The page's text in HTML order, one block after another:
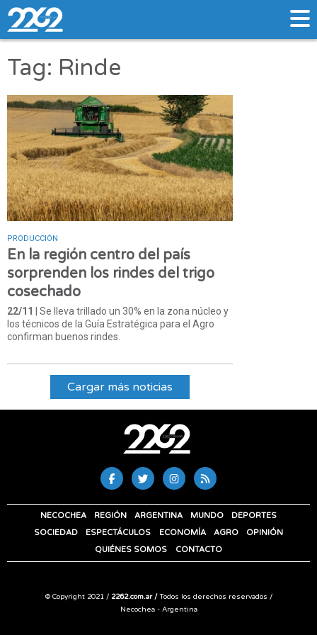
Tag: Rinde
PRODUCCIÓN
En la región centro del país
sorprenden los rindes del trigo
cosechado
22/11
| Se lleva trillado un 30% en la zona núcleo y
los técnicos de la Guía Estratégica para el Agro
confirman buenos rindes.
Cargar más noticias
NECOCHEA REGIÓN ARGENTINA MUNDO
DEPORTES
SOCIEDAD
ESPECTÁCULOS ECONOMÍA AGRO
OPINIÓN
QUIÉNES SOMOS
CONTACTO
© Copyright 2021 / 2262.com.ar /Todos los derechos reservados /
Necochea - Argentina